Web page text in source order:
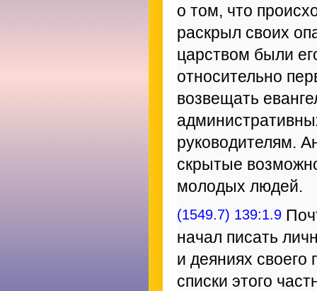
о том, что
раскрыл своих
царством были
относительно
возвещать
руководителям.
скрытые
молодых людей.
(1549.7) 139:1.9
начал писать
и деяниях
списки этого